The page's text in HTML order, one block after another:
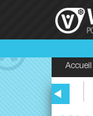
Accueil